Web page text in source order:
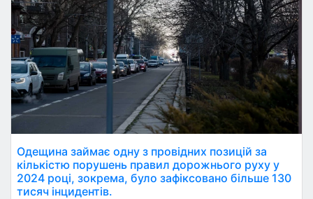
Одещина займає одну з провідних позицій за
кількістю порушень правил дорожнього руху у
2024 році, зокрема, було зафіксовано більше 130
тисяч інцидентів.